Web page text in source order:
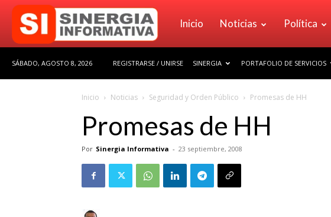
Sinergia
Inicio Noticias Política
SÁBADO, AGOSTO 8, 2026 REGISTRARSE / UNIRSE SINERGIA PORTAFOLIO DE SERVICIOS
Inicio Noticias Seguridad y Orden Público Promesas de HH
Promesas de HH
Por Sinergia Informativa - 23 septiembre, 2008